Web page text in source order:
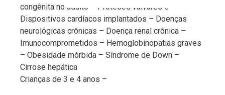
congênita no adulto – Próteses valvares e
Dispositivos cardíacos implantados – Doenças
neurológicas crônicas – Doença renal crônica –
Imunocomprometidos – Hemoglobinopatias graves
– Obesidade mórbida – Síndrome de Down –
Cirrose hepática
Crianças de 3 e 4 anos –